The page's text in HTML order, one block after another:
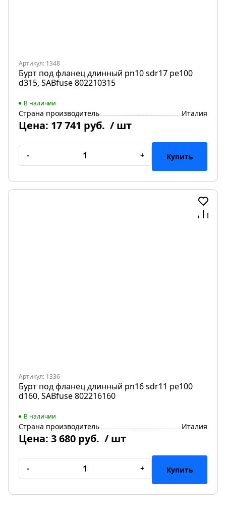
Артикул: 1348
Бурт под фланец длинный pn10 sdr17 pe100
d315, SABfuse 802210315
В наличии
Страна производитель Италия
Цена: 17 741 руб. / шт
- + Купить
Артикул: 1336
Бурт под фланец длинный pn16 sdr11 pe100
d160, SABfuse 802216160
В наличии
Страна производитель Италия
Цена: 3 680 руб. / шт
- + Купить